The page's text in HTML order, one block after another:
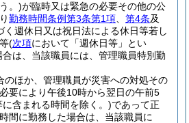
。)が臨時又は緊急の必要その他の公
勤務時間条例第3条第1項 第4条及
く週休日又は祝日法による休日等若し
(次項において「週休日等」とい
は、当該職員には、管理職員特別勤
のほか、管理職員が災害への対処その
要により午後10時から翌日の午前5
含まれる時間を除く。)であって正
間に勤務した場合は、当該職員に